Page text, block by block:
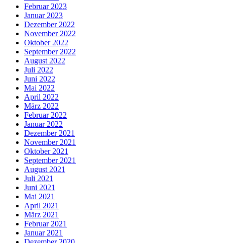
Februar 2023
Januar 2023
Dezember 2022
November 2022
Oktober 2022
September 2022
August 2022
Juli 2022
Juni 2022
Mai 2022
April 2022
März 2022
Februar 2022
Januar 2022
Dezember 2021
November 2021
Oktober 2021
September 2021
August 2021
Juli 2021
Juni 2021
Mai 2021
April 2021
März 2021
Februar 2021
Januar 2021